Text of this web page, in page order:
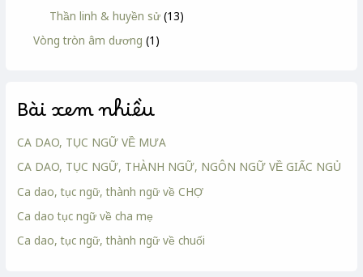
Thần linh & huyền sử (13)
Vòng tròn âm dương (1)
Bài xem nhiều
CA DAO, TỤC NGỮ VỀ MƯA
CA DAO, TỤC NGỮ, THÀNH NGỮ, NGÔN NGỮ VỀ GIẤC NGỦ
Ca dao, tục ngữ, thành ngữ về CHỢ
Ca dao tục ngữ về cha mẹ
Ca dao, tục ngữ, thành ngữ về chuối